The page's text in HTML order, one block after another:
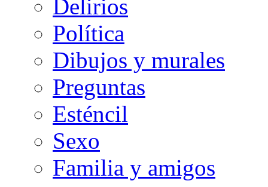
Delirios
Política
Dibujos y murales
Preguntas
Esténcil
Sexo
Familia y amigos